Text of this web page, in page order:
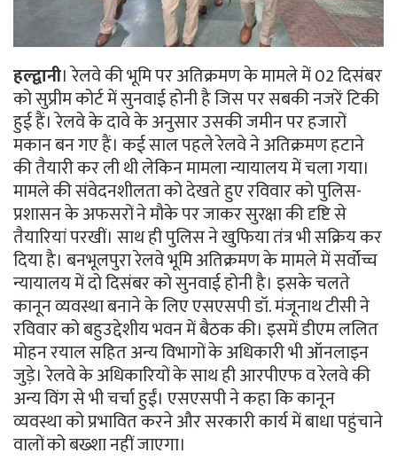
हल्द्वानी। रेलवे की भूमि पर अतिक्रमण के मामले में 02 दिसंबर
को सुप्रीम कोर्ट में सुनवाई होनी है जिस पर सबकी नजरें टिकी
हुई हैं। रेलवे के दावे के अनुसार उसकी जमीन पर हजारों
मकान बन गए हैं। कई साल पहले रेलवे ने अतिक्रमण हटाने
की तैयारी कर ली थी लेकिन मामला न्यायालय में चला गया।
मामले की संवेदनशीलता को देखते हुए रविवार को पुलिस-
प्रशासन के अफसरों ने मौके पर जाकर सुरक्षा की दृष्टि से
तैयारियां परखीं। साथ ही पुलिस ने खुफिया तंत्र भी सक्रिय कर
दिया है। बनभूलपुरा रेलवे भूमि अतिक्रमण के मामले में सर्वोच्च
न्यायालय में दो दिसंबर को सुनवाई होनी है। इसके चलते
कानून व्यवस्था बनाने के लिए एसएसपी डॉ. मंजूनाथ टीसी ने
रविवार को बहुउद्देशीय भवन में बैठक की। इसमें डीएम ललित
मोहन रयाल सहित अन्य विभागों के अधिकारी भी ऑनलाइन
जुड़े। रेलवे के अधिकारियों के साथ ही आरपीएफ व रेलवे की
अन्य विंग से भी चर्चा हुईं। एसएसपी ने कहा कि कानून
व्यवस्था को प्रभावित करने और सरकारी कार्य में बाधा पहुंचाने
वालों को बख्शा नहीं जाएगा।